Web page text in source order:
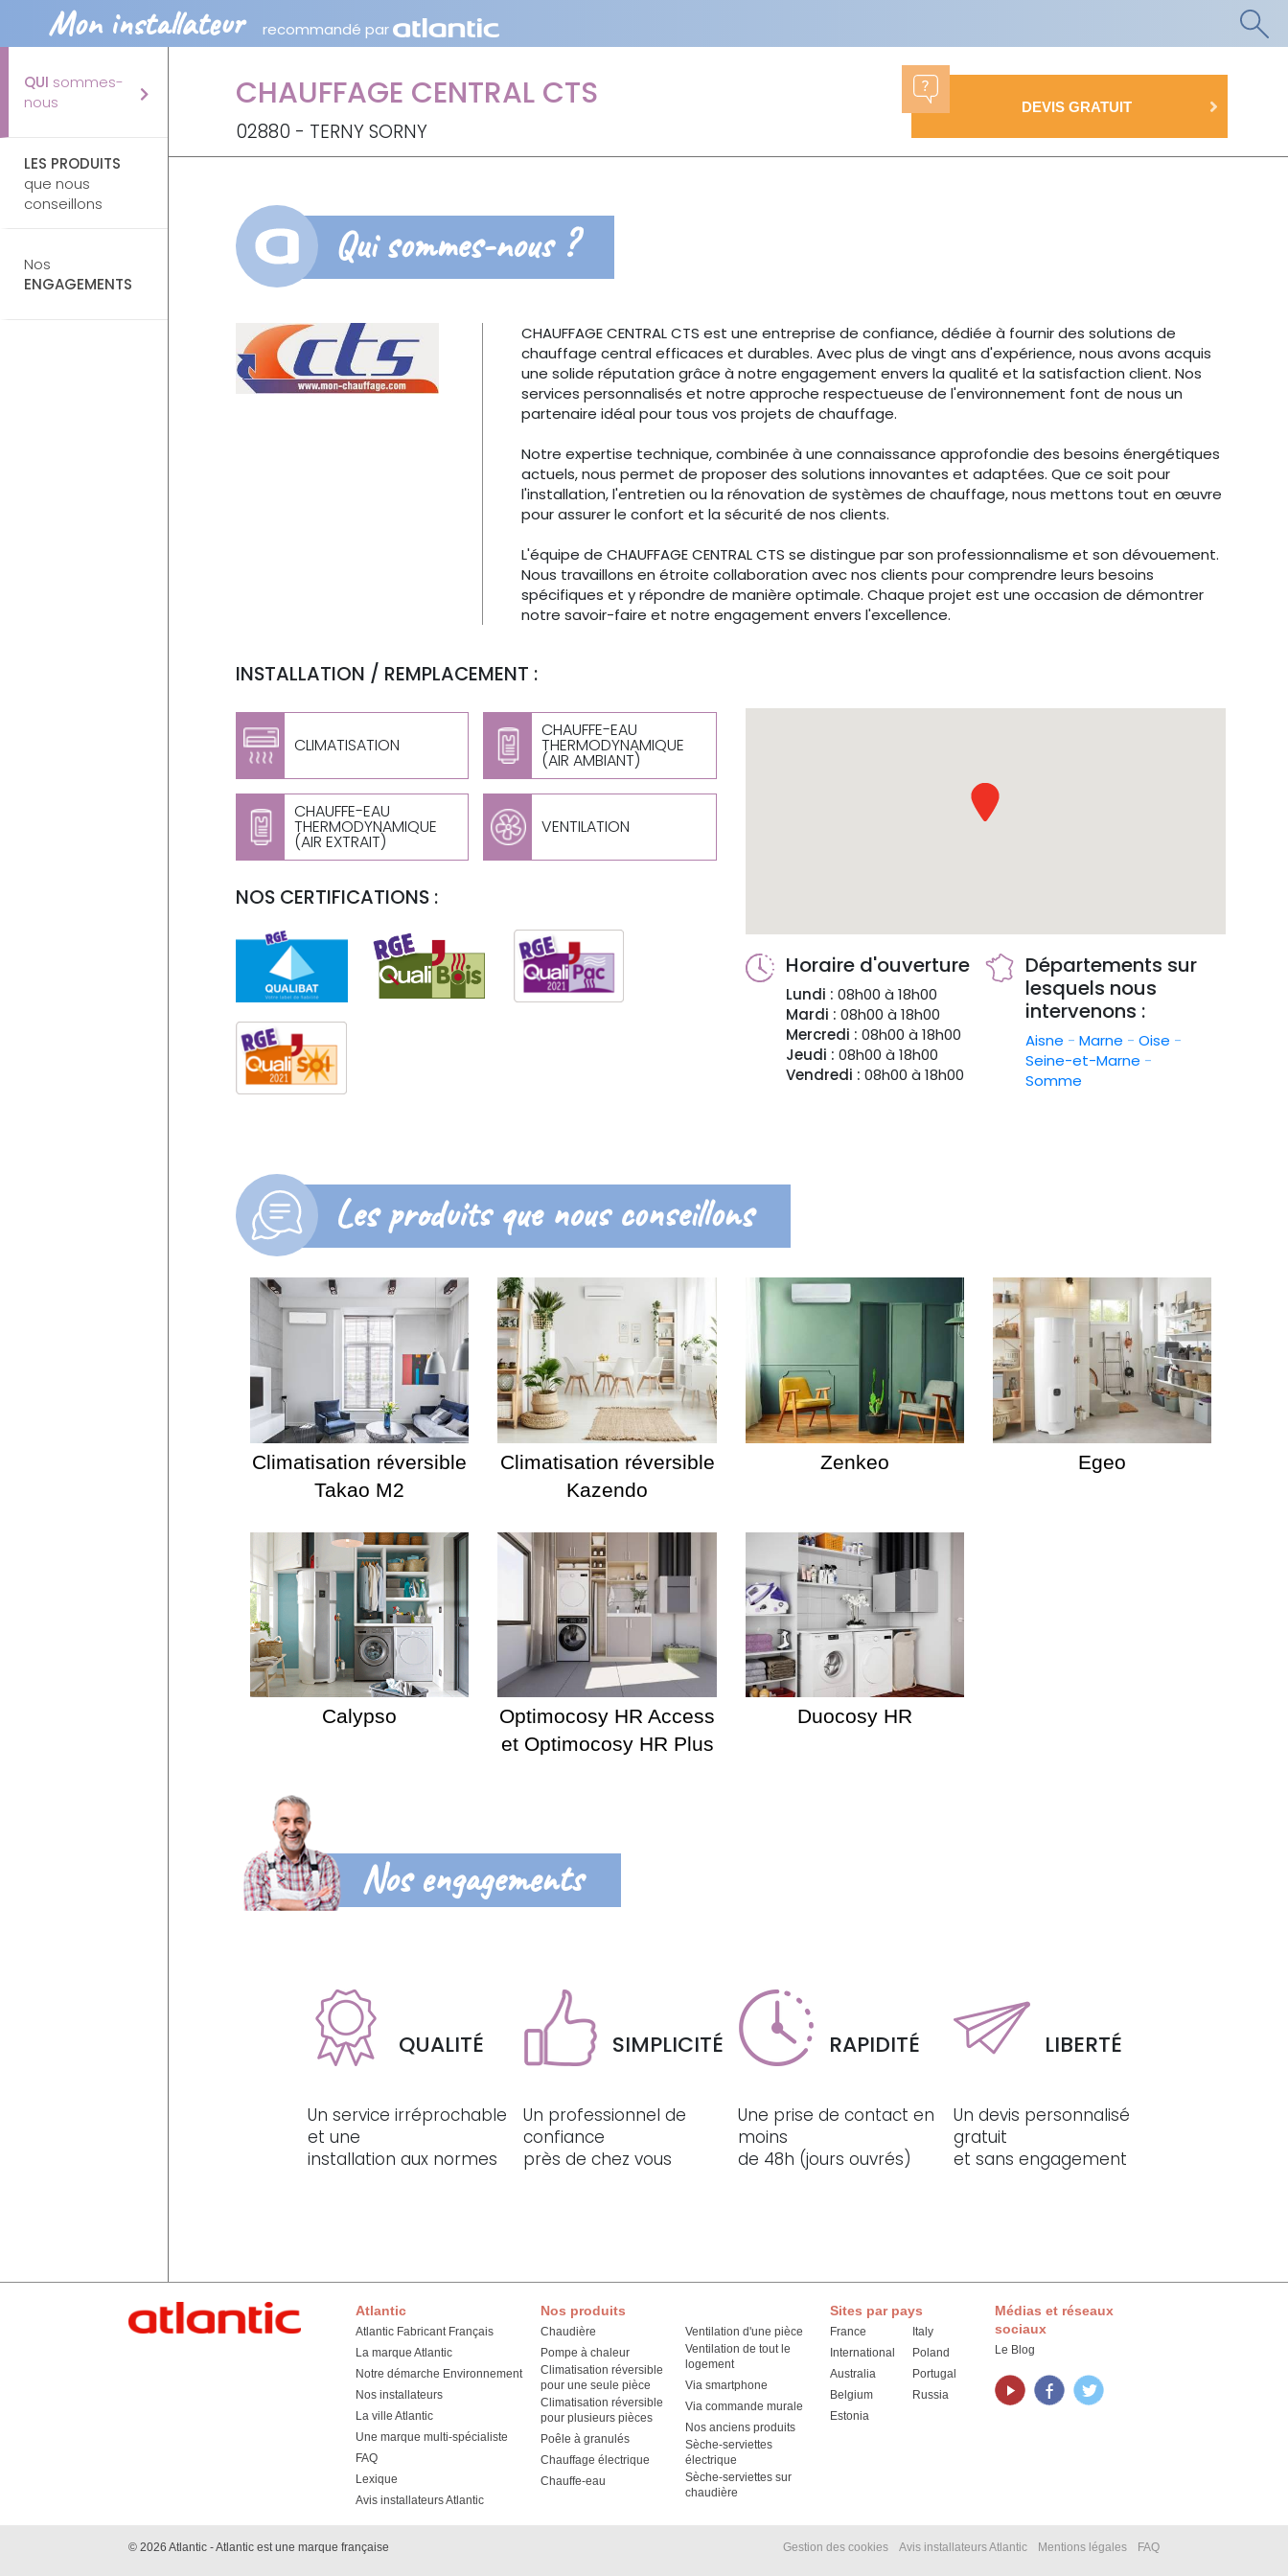
Mon installateur recommandé par
QUI sommes-
nous
LES PRODUITS
que nous
conseillons
Nos
ENGAGEMENTS
CHAUFFAGE CENTRAL CTS
02880 - TERNY SORNY
DEVIS GRATUIT
Qui sommes-nous ?
CHAUFFAGE CENTRAL CTS est une entreprise de confiance, dédiée à fournir des solutions de
chauffage central efficaces et durables. Avec plus de vingt ans d'expérience, nous avons acquis
une solide réputation grâce à notre engagement envers la qualité et la satisfaction client. Nos
services personnalisés et notre approche respectueuse de l'environnement font de nous un
partenaire idéal pour tous vos projets de chauffage.
Notre expertise technique, combinée à une connaissance approfondie des besoins énergétiques
actuels, nous permet de proposer des solutions innovantes et adaptées. Que ce soit pour
l'installation, l'entretien ou la rénovation de systèmes de chauffage, nous mettons tout en œuvre
pour assurer le confort et la sécurité de nos clients.
L'équipe de CHAUFFAGE CENTRAL CTS se distingue par son professionnalisme et son dévouement.
Nous travaillons en étroite collaboration avec nos clients pour comprendre leurs besoins
spécifiques et y répondre de manière optimale. Chaque projet est une occasion de démontrer
notre savoir-faire et notre engagement envers l'excellence.
INSTALLATION / REMPLACEMENT :
CLIMATISATION
CHAUFFE-EAU
THERMODYNAMIQUE
(AIR AMBIANT)
CHAUFFE-EAU
THERMODYNAMIQUE
(AIR EXTRAIT)
VENTILATION
NOS CERTIFICATIONS :
Horaire d'ouverture
Lundi : 08h00 à 18h00
Mardi : 08h00 à 18h00
Mercredi : 08h00 à 18h00
Jeudi : 08h00 à 18h00
Vendredi : 08h00 à 18h00
Départements sur
lesquels nous
intervenons :
Aisne -Marne -Oise -
Seine-et-Marne -
Somme
Les produits que nous conseillons
Climatisation réversible
Takao M2
Climatisation réversible
Kazendo
Zenkeo Egeo
Calypso
Optimocosy HR Access
et Optimocosy HR Plus
Duocosy HR
Nos engagements
QUALITÉ
Un service irréprochable
et une
installation aux normes
SIMPLICITÉ
Un professionnel de
confiance
près de chez vous
RAPIDITÉ
Une prise de contact en
moins
de 48h (jours ouvrés)
LIBERTÉ
Un devis personnalisé
gratuit
et sans engagement
Atlantic
Atlantic Fabricant Français
La marque Atlantic
Notre démarche Environnement
Nos installateurs
La ville Atlantic
Une marque multi-spécialiste
FAQ
Lexique
Avis installateurs Atlantic
Nos produits
Chaudière
Pompe à chaleur
Climatisation réversible
pour une seule pièce
Climatisation réversible
pour plusieurs pièces
Poêle à granulés
Chauffage électrique
Chauffe-eau
Ventilation d'une pièce
Ventilation de tout le
logement
Via smartphone
Via commande murale
Nos anciens produits
Sèche-serviettes
électrique
Sèche-serviettes sur
chaudière
Sites par pays
France
International
Australia
Belgium
Estonia
Italy
Poland
Portugal
Russia
Médias et réseaux
sociaux
Le Blog
© 2026 Atlantic - Atlantic est une marque française Gestion des cookies Avis installateurs Atlantic Mentions légales FAQ